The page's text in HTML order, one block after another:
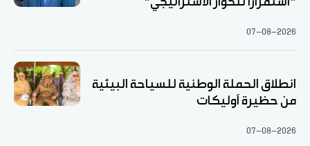
07-08-2026
انطلاق الحملة الوطنية للسياحة البيئية
من حظيرة آوليكات
07-08-2026